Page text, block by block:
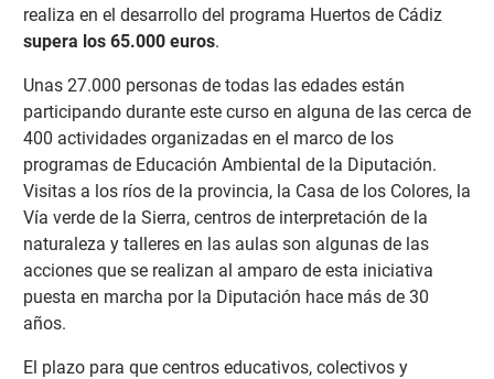
realiza en el desarrollo del programa Huertos de Cádiz
supera los 65.000 euros.
Unas 27.000 personas de todas las edades están
participando durante este curso en alguna de las cerca de
400 actividades organizadas en el marco de los
programas de Educación Ambiental de la Diputación.
Visitas a los ríos de la provincia, la Casa de los Colores, la
Vía verde de la Sierra, centros de interpretación de la
naturaleza y talleres en las aulas son algunas de las
acciones que se realizan al amparo de esta iniciativa
puesta en marcha por la Diputación hace más de 30
años.
El plazo para que centros educativos, colectivos y